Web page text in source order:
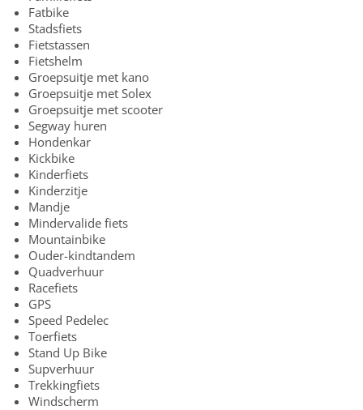
Fatbike
Stadsfiets
Fietstassen
Fietshelm
Groepsuitje met kano
Groepsuitje met Solex
Groepsuitje met scooter
Segway huren
Hondenkar
Kickbike
Kinderfiets
Kinderzitje
Mandje
Mindervalide fiets
Mountainbike
Ouder-kindtandem
Quadverhuur
Racefiets
GPS
Speed Pedelec
Toerfiets
Stand Up Bike
Supverhuur
Trekkingfiets
Windscherm